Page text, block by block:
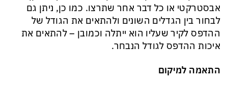
אבסטרקטי או כל דבר אחר שתרצו. כמו כן, ניתן גם
לבחור בין הגדלים השונים ולהתאים את הגודל של
ההדפס לקיר שעליו הוא ייתלה וכמובן – להתאים את
איכות ההדפס לגודל הנבחר.
התאמה למיקום